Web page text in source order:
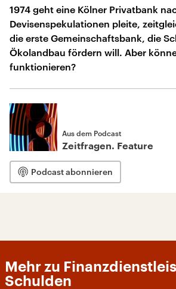
1974 geht eine Kölner Privatbank
Devisenspekulationen pleite,
die erste Gemeinschaftsbank, die
Ökolandbau fördern will. Aber
funktionieren?
Aus dem Podcast
Zeitfragen. Feature
Podcast abonnieren
Mehr zu
Schulden